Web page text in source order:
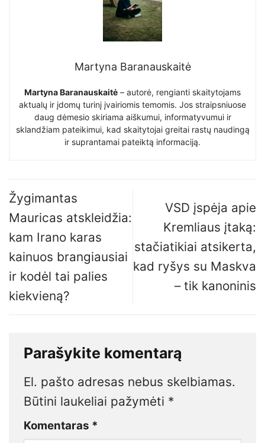
Martyna Baranauskaitė
Martyna Baranauskaitė – autorė, rengianti skaitytojams
aktualų ir įdomų turinį įvairiomis temomis. Jos straipsniuose
daug dėmesio skiriama aiškumui, informatyvumui ir
sklandžiam pateikimui, kad skaitytojai greitai rastų naudingą
ir suprantamai pateiktą informaciją.
Žygimantas
Mauricas atskleidžia:
kam Irano karas
kainuos brangiausiai
ir kodėl tai palies
kiekvieną?
VSD įspėja apie
Kremliaus įtaką:
stačiatikiai atsikerta,
kad ryšys su Maskva
– tik kanoninis
Parašykite komentarą
El. pašto adresas nebus skelbiamas.
Būtini laukeliai pažymėti *
Komentaras *